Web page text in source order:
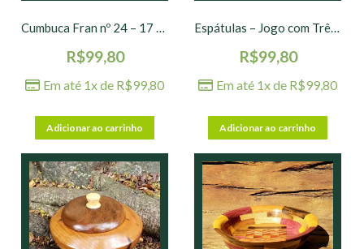
Cumbuca Fran nº 24 – 17 x 3,5 cm
R$99,80
Em até 1x de R$99,80
Adicionar ao carrinho
Espátulas – Jogo com Três G – 38 / 35 / 32 cm
R$99,80
Em até 1x de R$99,80
Adicionar ao carrinho